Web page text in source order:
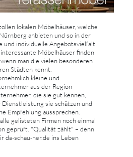
lokalen Möbelhäuser, welche
anbieten und so in der
und individuelle Angebotsvielfalt
Möbelhäuser finden
man die vielen besonderen
Städten kennt.
kleine und
aus der Region
die sie gut kennen,
sie schätzen und
Empfehlung aussprechen.
gelisteten Firmen noch einmal
geprüft. "Qualität zählt" – denn
da-schau-her.de ins Leben